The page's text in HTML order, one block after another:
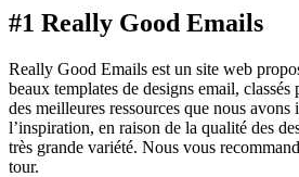
#1 Really Good Emails
Really Good Emails est un site web
beaux templates de designs email, classés
des meilleures ressources que nous
l’inspiration, en raison de la qualité des
très grande variété. Nous vous
tour.